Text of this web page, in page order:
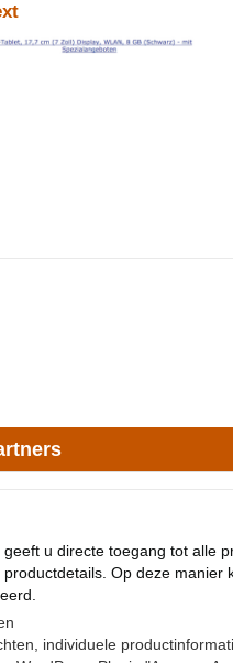
u directe toegang tot alle
Op deze
individuele